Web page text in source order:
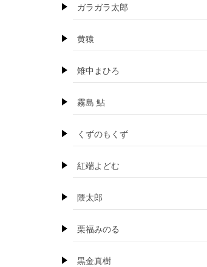
ガラガラ太郎
黄猿
雉中まひろ
霧島 鮎
くずのもくず
紅端よどむ
隈太郎
栗福みのる
黒金真樹